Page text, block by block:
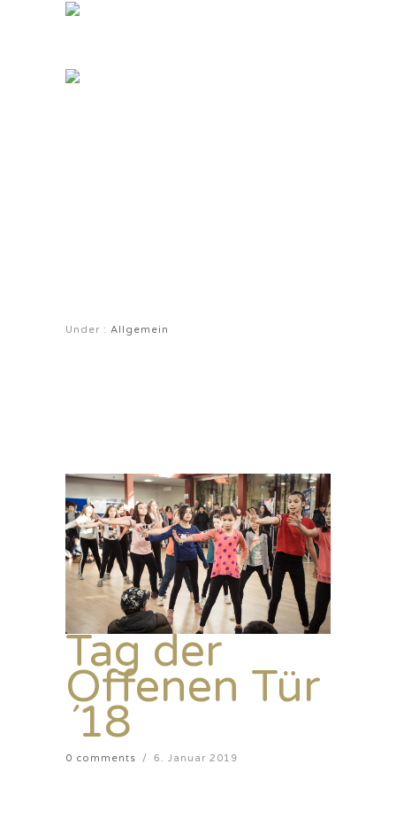
Under : Allgemein
Tag der
Offenen Tür
´18
0 comments / 6. Januar 2019